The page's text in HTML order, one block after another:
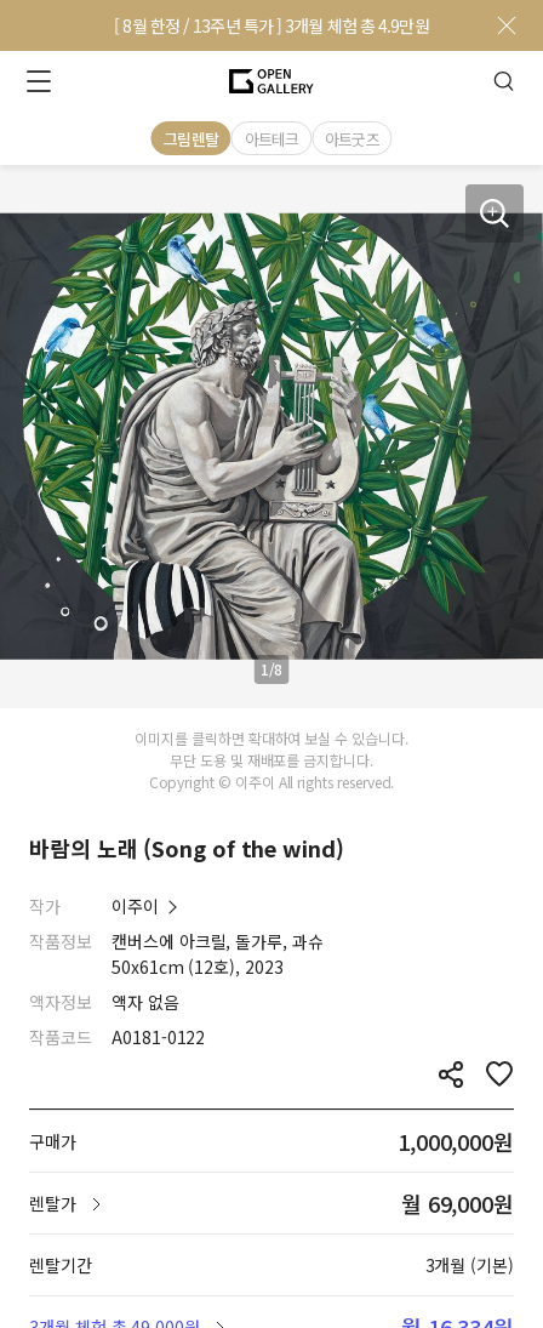
[ 8월 한정 / 13주년 특가 ] 3개월 체험 총 4.9만원
그림렌탈 아트테크 아트굿즈
1/8
이미지를 클릭하면 확대하여 보실 수 있습니다.
무단 도용 및 재배포를 금지합니다.
Copyright © 이주이 All rights reserved.
바람의 노래 (Song of the wind)
작가
이주이
작품정보
캔버스에 아크릴, 돌가루, 과슈
50x61cm (12호), 2023
액자정보
액자 없음
작품코드
A0181-0122
구매가 1,000,000원
렌탈가 월 69,000원
렌탈기간 3개월 (기본)